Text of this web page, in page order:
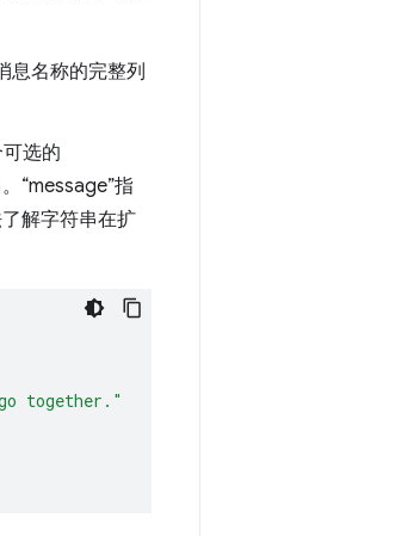
息名称的完整列
选的
“message”指
解字符串在扩
together."